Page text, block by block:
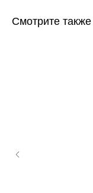
Смотрите также